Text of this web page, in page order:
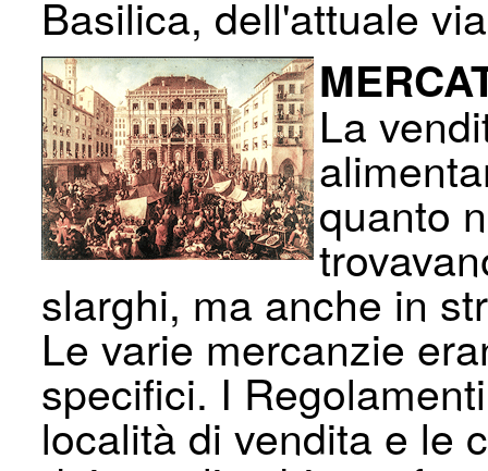
Basilica, del­l'attuale
La
quanto
slarghi, ma anche in
Le varie mercanzie
specifici. I
località di vendita e le